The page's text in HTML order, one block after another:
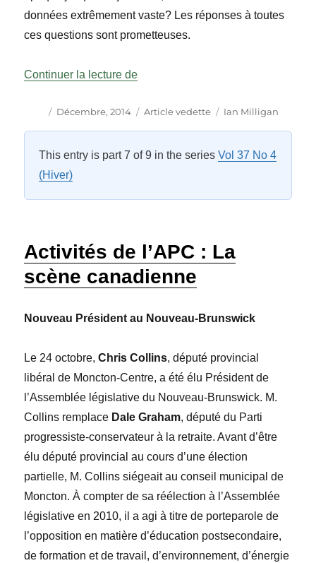
données extrêmement vaste? Les réponses à toutes
ces questions sont prometteuses.
Continuer la lecture de« Le potentiel des données
Auteur
Publié
Décembre, 2014 Catégories
Article vedette Étiquettes
Ian Milligan
This entry is part 7 of 9 in the seriesVol 37 No 4
(Hiver)
Activités de l’APC : La
scène canadienne
Nouveau Président au Nouveau-Brunswick
Le 24 octobre,Chris Collins, député provincial
libéral de Moncton-Centre, a été élu Président de
l’Assemblée législative du Nouveau-Brunswick. M.
Collins remplace Dale Graham, député du Parti
progressiste-conservateur à la retraite. Avant d’être
élu député provincial au cours d’une élection
partielle, M. Collins siégeait au conseil municipal de
Moncton. À compter de sa réélection à l’Assemblée
législative en 2010, il a agi à titre de porteparole de
l’opposition en matière d’éducation postsecondaire,
de formation et de travail, d’environnement, d’énergie